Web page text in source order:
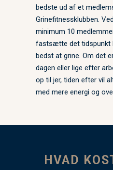
bedste ud af et
Grinefitnessklubben.
minimum 10
fastsætte det tidspunkt
bedst at grine. Om det
dagen eller lige efter
op til jer, tiden efter vil
med mere energi og
HVAD